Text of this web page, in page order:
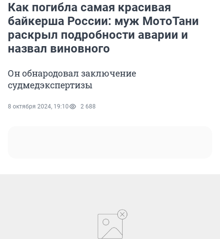
Как погибла самая красивая
байкерша России: муж МотоТани
раскрыл подробности аварии и
назвал виновного
Он обнародовал заключение
судмедэкспертизы
8 октября 2024, 19:10 2 688